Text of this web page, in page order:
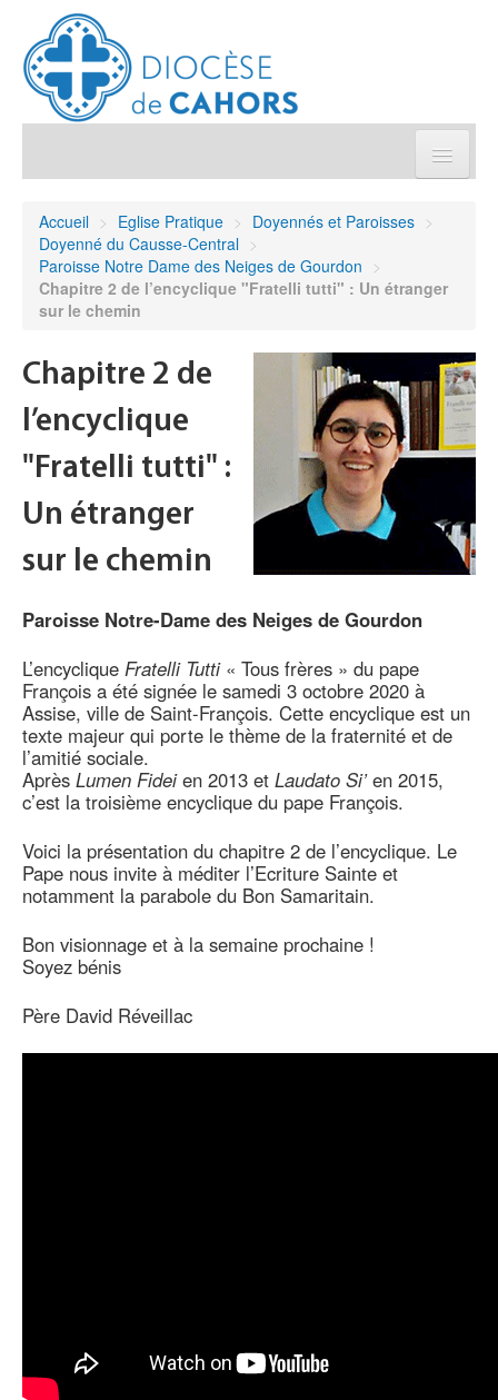
Démarches et sacrements
Sanctuaires & Pélerinages
Agenda diocésain
Je donne
Annuaire/Contact
Accueil > Eglise Pratique > Doyennés et Paroisses >
Doyenné du Causse-Central >
Paroisse Notre Dame des Neiges de Gourdon >
Chapitre 2 de l’encyclique "Fratelli tutti" : Un étranger
sur le chemin
Chapitre 2 de
l’encyclique
"Fratelli tutti" :
Un étranger
sur le chemin
Paroisse Notre-Dame des Neiges de Gourdon
L’encyclique Fratelli Tutti« Tous frères » du pape
François a été signée le samedi 3 octobre 2020 à
Assise, ville de Saint-François. Cette encyclique est un
texte majeur qui porte le thème de la fraternité et de
l’amitié sociale.
Après Lumen Fideien 2013 et Laudato Si’en 2015,
c’est la troisième encyclique du pape François.
Voici la présentation du chapitre 2 de l’encyclique. Le
Pape nous invite à méditer l’Ecriture Sainte et
notamment la parabole du Bon Samaritain.
Bon visionnage et à la semaine prochaine !
Soyez bénis
Père David Réveillac